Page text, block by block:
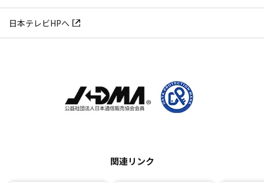
日本テレビHPへ
関連リンク